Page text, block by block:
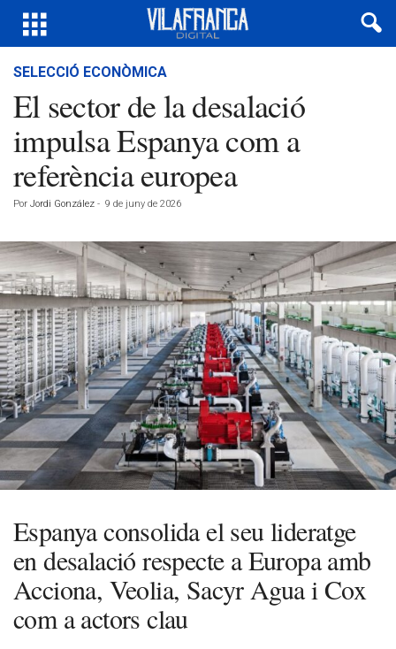
SELECCIÓ ECONÒMICA
El sector de la desalació
impulsa Espanya com a
referència europea
Por Jordi González - 9 de juny de 2026
Espanya consolida el seu lideratge
en desalació respecte a Europa amb
Acciona, Veolia, Sacyr Agua i Cox
com a actors clau